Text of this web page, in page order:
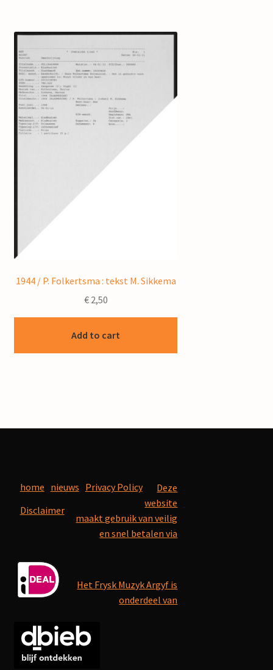
1944 / P. Folkertsma : tekst M. Sikkema
€2,50
Add to cart
home nieuws Privacy Policy
Disclaimer
Deze
website
maakt gebruik van veilig
en snel betalen via
Het Frysk Muzyk Argyf is
onderdeel van